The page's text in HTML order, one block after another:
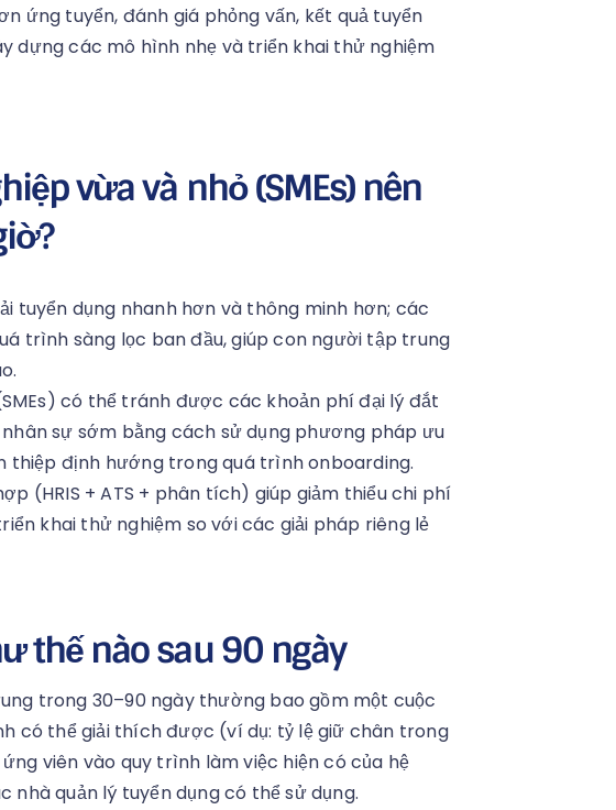
ứng tuyển, đánh giá phỏng vấn, kết quả tuyển
dựng các mô hình nhẹ và triển khai thử nghiệm
vừa và nhỏ (SMEs) nên
tuyển dụng nhanh hơn và thông minh hơn; các
trình sàng lọc ban đầu, giúp con người tập trung
có thể tránh được các khoản phí đại lý đắt
sự sớm bằng cách sử dụng phương pháp ưu
thiệp định hướng trong quá trình onboarding.
(HRIS + ATS + phân tích) giúp giảm thiểu chi phí
khai thử nghiệm so với các giải pháp riêng lẻ
thế nào sau 90 ngày
trong 30–90 ngày thường bao gồm một cuộc
có thể giải thích được (ví dụ: tỷ lệ giữ chân trong
viên vào quy trình làm việc hiện có của hệ
nhà quản lý tuyển dụng có thể sử dụng.